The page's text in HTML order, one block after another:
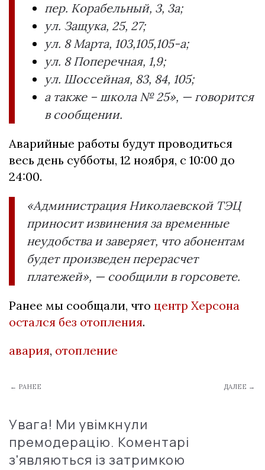
пер. Корабельный, 3, 3а;
ул. Защука, 25, 27;
ул. 8 Марта, 103,105,105-а;
ул. 8 Поперечная, 1,9;
ул. Шоссейная, 83, 84, 105;
а также – школа № 25», — говорится
в сообщении.
Аварийные работы будут проводиться
весь день субботы, 12 ноября, с 10:00 до
24:00.
«Администрация Николаевской ТЭЦ
приносит извинения за временные
неудобства и заверяет, что абонентам
будет произведен перерасчет
платежей», — сообщили в горсовете.
Ранее мы сообщали, что центр Херсона
остался без отопления.
авария, отопление
← РАНЕЕ ДАЛЕЕ →
Увага! Ми увімкнули
премодерацію. Коментарі
з'являються із затримкою